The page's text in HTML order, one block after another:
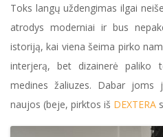
Toks langų uždengimas ilgai
atrodys moderniai ir bus
istoriją, kai viena šeima pirko
interjerą, bet dizainerė paliko
medines žaliuzes. Dabar
naujos (beje, pirktos iš DEXTERA